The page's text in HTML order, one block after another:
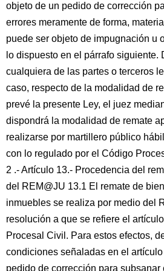
objeto de un pedido de corrección
errores meramente de forma,
puede ser objeto de impugnación u
lo dispuesto en el párrafo siguiente.
cualquiera de las partes o terceros
caso, respecto de la modalidad de
prevé la presente Ley, el juez
dispondrá la modalidad de remate
realizarse por martillero público
con lo regulado por el Código
2 .- Artículo 13.- Procedencia del
del REM@JU 13.1 El remate de
inmuebles se realiza por medio del
resolución a que se refiere el
Procesal Civil. Para estos efectos,
condiciones señaladas en el artículo
pedido de corrección para subsanar